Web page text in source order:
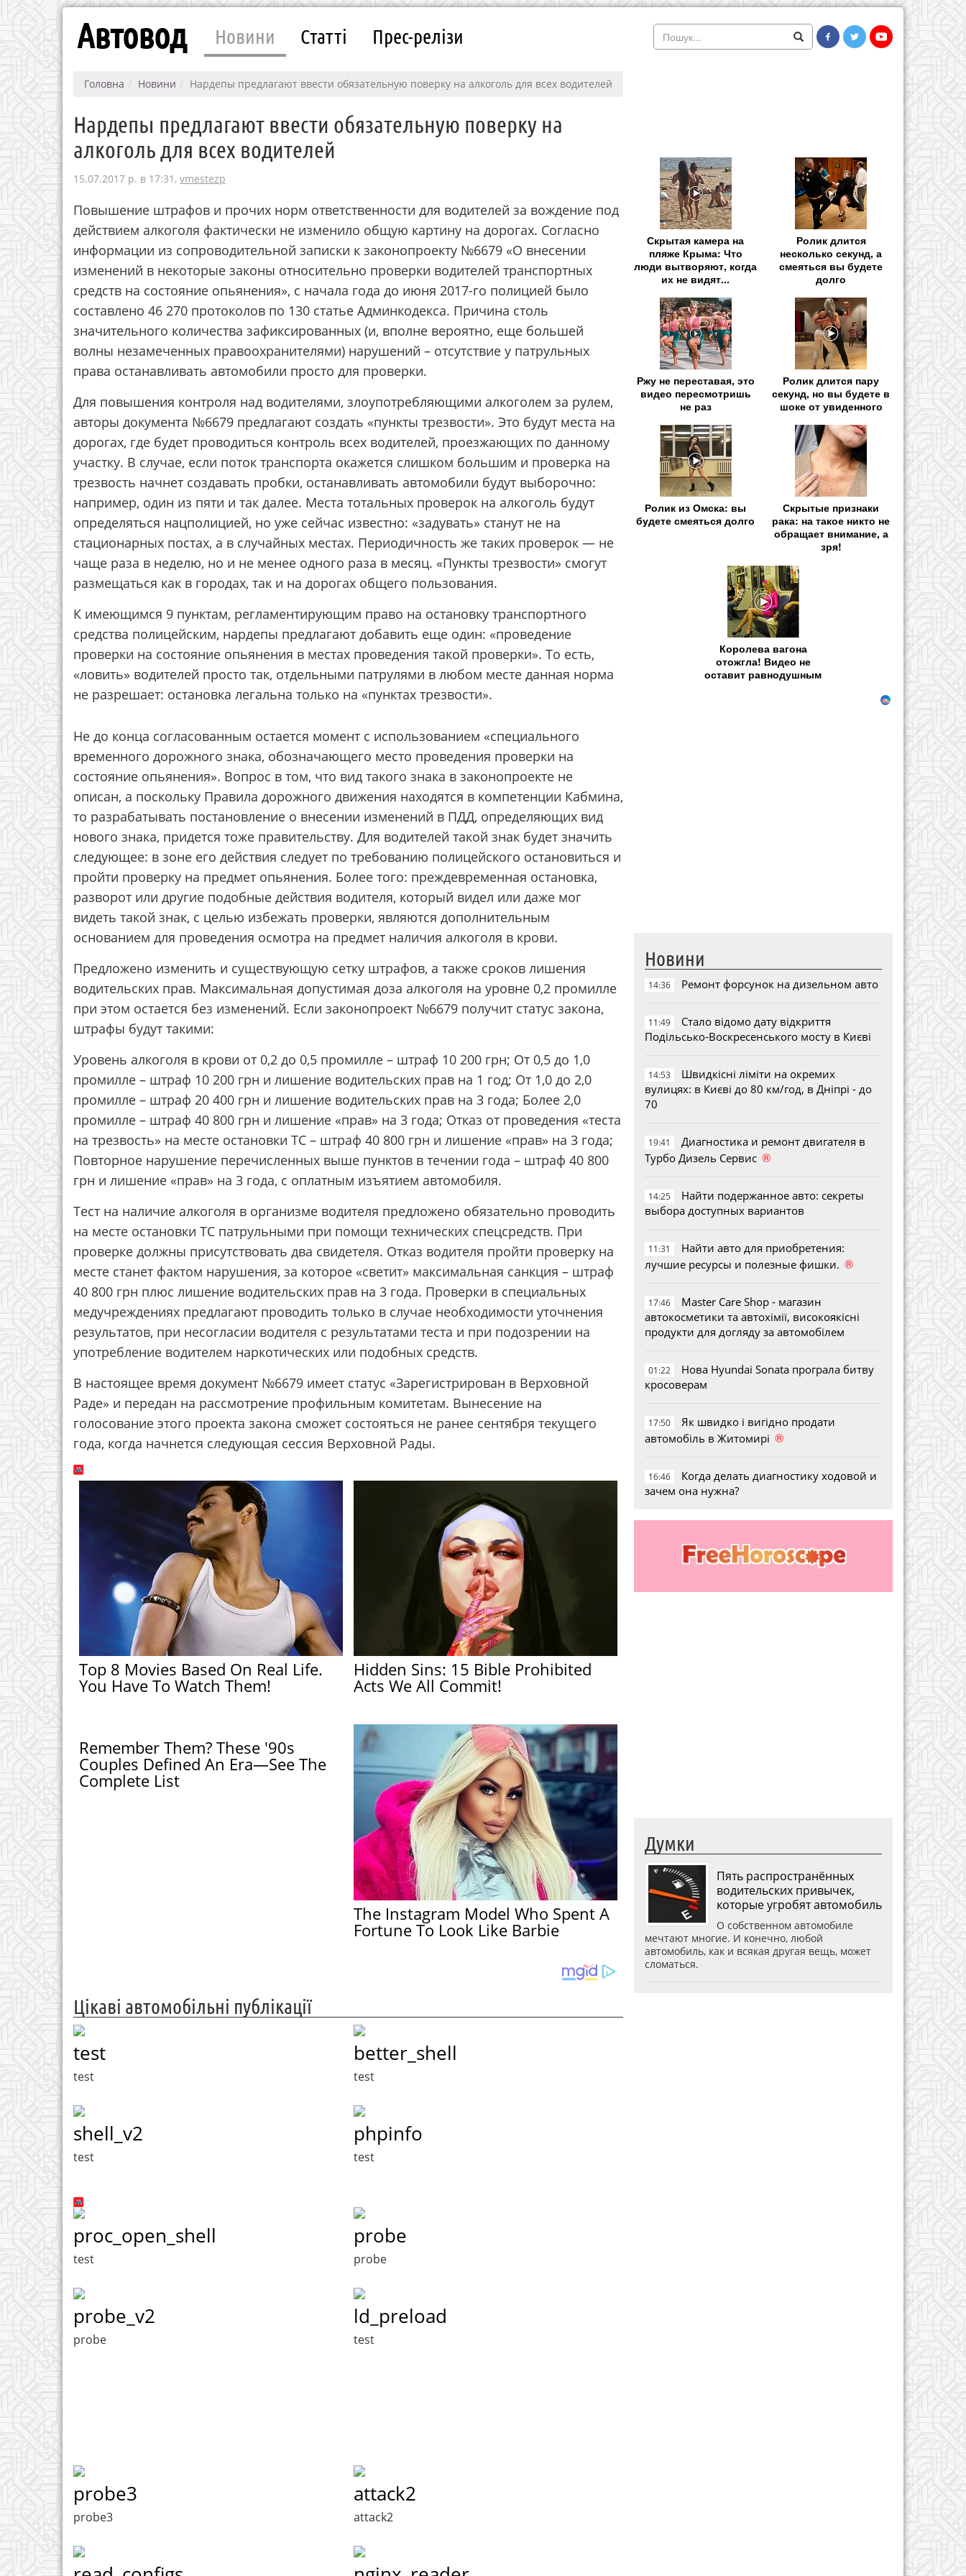
Автовод Новини Статті Прес-релізи
Головна Новини Нардепы предлагают ввести обязательную поверку на алкоголь для всех водителей
Нардепы предлагают ввести обязательную поверку на
алкоголь для всех водителей
15.07.2017 р. в 17:31, vmestezp
Повышение штрафов и прочих норм ответственности для водителей за вождение под
действием алкоголя фактически не изменило общую картину на дорогах. Согласно
информации из сопроводительной записки к законопроекту №6679 «О внесении
изменений в некоторые законы относительно проверки водителей транспортных
средств на состояние опьянения», с начала года до июня 2017-го полицией было
составлено 46 270 протоколов по 130 статье Админкодекса. Причина столь
значительного количества зафиксированных (и, вполне вероятно, еще большей
волны незамеченных правоохранителями) нарушений – отсутствие у патрульных
права останавливать автомобили просто для проверки.
Для повышения контроля над водителями, злоупотребляющими алкоголем за рулем,
авторы документа №6679 предлагают создать «пункты трезвости». Это будут места на
дорогах, где будет проводиться контроль всех водителей, проезжающих по данному
участку. В случае, если поток транспорта окажется слишком большим и проверка на
трезвость начнет создавать пробки, останавливать автомобили будут выборочно:
например, один из пяти и так далее. Места тотальных проверок на алкоголь будут
определяться нацполицией, но уже сейчас известно: «задувать» станут не на
стационарных постах, а в случайных местах. Периодичность же таких проверок — не
чаще раза в неделю, но и не менее одного раза в месяц. «Пункты трезвости» смогут
размещаться как в городах, так и на дорогах общего пользования.
К имеющимся 9 пунктам, регламентирующим право на остановку транспортного
средства полицейским, нардепы предлагают добавить еще один: «проведение
проверки на состояние опьянения в местах проведения такой проверки». То есть,
«ловить» водителей просто так, отдельными патрулями в любом месте данная норма
не разрешает: остановка легальна только на «пунктах трезвости».
Не до конца согласованным остается момент с использованием «специального
временного дорожного знака, обозначающего место проведения проверки на
состояние опьянения». Вопрос в том, что вид такого знака в законопроекте не
описан, а поскольку Правила дорожного движения находятся в компетенции Кабмина,
то разрабатывать постановление о внесении изменений в ПДД, определяющих вид
нового знака, придется тоже правительству. Для водителей такой знак будет значить
следующее: в зоне его действия следует по требованию полицейского остановиться и
пройти проверку на предмет опьянения. Более того: преждевременная остановка,
разворот или другие подобные действия водителя, который видел или даже мог
видеть такой знак, с целью избежать проверки, являются дополнительным
основанием для проведения осмотра на предмет наличия алкоголя в крови.
Предложено изменить и существующую сетку штрафов, а также сроков лишения
водительских прав. Максимальная допустимая доза алкоголя на уровне 0,2 промилле
при этом остается без изменений. Если законопроект №6679 получит статус закона,
штрафы будут такими:
Уровень алкоголя в крови от 0,2 до 0,5 промилле – штраф 10 200 грн; От 0,5 до 1,0
промилле – штраф 10 200 грн и лишение водительских прав на 1 год; От 1,0 до 2,0
промилле – штраф 20 400 грн и лишение водительских прав на 3 года; Более 2,0
промилле – штраф 40 800 грн и лишение «прав» на 3 года; Отказ от проведения «теста
на трезвость» на месте остановки ТС – штраф 40 800 грн и лишение «прав» на 3 года;
Повторное нарушение перечисленных выше пунктов в течении года – штраф 40 800
грн и лишение «прав» на 3 года, с оплатным изъятием автомобиля.
Тест на наличие алкоголя в организме водителя предложено обязательно проводить
на месте остановки ТС патрульными при помощи технических спецсредств. При
проверке должны присутствовать два свидетеля. Отказ водителя пройти проверку на
месте станет фактом нарушения, за которое «светит» максимальная санкция – штраф
40 800 грн плюс лишение водительских прав на 3 года. Проверки в специальных
медучреждениях предлагают проводить только в случае необходимости уточнения
результатов, при несогласии водителя с результатами теста и при подозрении на
употребление водителем наркотических или подобных средств.
В настоящее время документ №6679 имеет статус «Зарегистрирован в Верховной
Раде» и передан на рассмотрение профильным комитетам. Вынесение на
голосование этого проекта закона сможет состояться не ранее сентября текущего
года, когда начнется следующая сессия Верховной Рады.
Top 8 Movies Based On Real Life.
You Have To Watch Them!
Hidden Sins: 15 Bible Prohibited
Acts We All Commit!
Remember Them? These '90s
Couples Defined An Era—See The
Complete List
The Instagram Model Who Spent A
Fortune To Look Like Barbie
Цікаві автомобільні публікації
test
test
better_shell
test
shell_v2
test
phpinfo
test
proc_open_shell
test
probe
probe
probe_v2
probe
ld_preload
test
probe3
probe3
attack2
attack2
Скрытая камера на
пляже Крыма: Что
люди вытворяют, когда
их не видят...
Ролик длится
несколько секунд, а
смеяться вы будете
долго
Ржу не переставая, это
видео пересмотришь
не раз
Ролик длится пару
секунд, но вы будете в
шоке от увиденного
Ролик из Омска: вы
будете смеяться долго
Скрытые признаки
рака: на такое никто не
обращает внимание, а
зря!
Королева вагона
отожгла! Видео не
оставит равнодушным
Новини
14:36 Ремонт форсунок на дизельном авто
11:49
Стало відомо дату відкриття
Подільсько-Воскресенського мосту в Києві
14:53
Швидкісні ліміти на окремих
вулицях: в Києві до 80 км/год, в Дніпрі - до
70
19:41
Диагностика и ремонт двигателя в
Турбо Дизель Сервис ®
14:25
Найти подержанное авто: секреты
выбора доступных вариантов
11:31
Найти авто для приобретения:
лучшие ресурсы и полезные фишки. ®
17:46
Master Care Shop - магазин
автокосметики та автохімії, високоякісні
продукти для догляду за автомобілем
01:22
Нова Hyundai Sonata програла битву
кросоверам
17:50
Як швидко і вигідно продати
автомобіль в Житомирі ®
16:46
Когда делать диагностику ходовой и
зачем она нужна?
Думки
Пять распространённых
водительских привычек,
которые угробят автомобиль
О собственном автомобиле
мечтают многие. И конечно, любой
автомобиль, как и всякая другая вещь, может
сломаться.